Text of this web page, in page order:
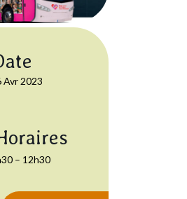
Avr 2023
– 12h30